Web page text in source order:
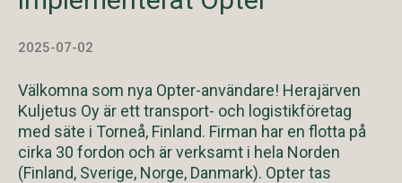
2025-07-02
Välkomna som nya Opter-användare! Herajärven
Kuljetus Oy är ett transport- och logistikföretag
med säte i Torneå, Finland. Firman har en flotta på
cirka 30 fordon och är verksamt i hela Norden
(Finland, Sverige, Norge, Danmark). Opter tas